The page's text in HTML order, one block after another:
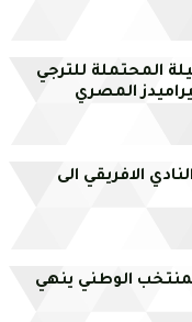
المحتملة للترجي
المصري
الافريقي الى
الوطني ينهي